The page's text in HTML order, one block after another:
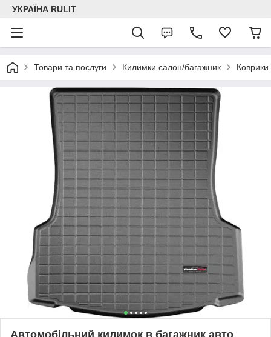
УКРАЇНА RULIT
Товари та послуги Килимки салон/багажник Коврики
Автомобільний килимок в багажник авто